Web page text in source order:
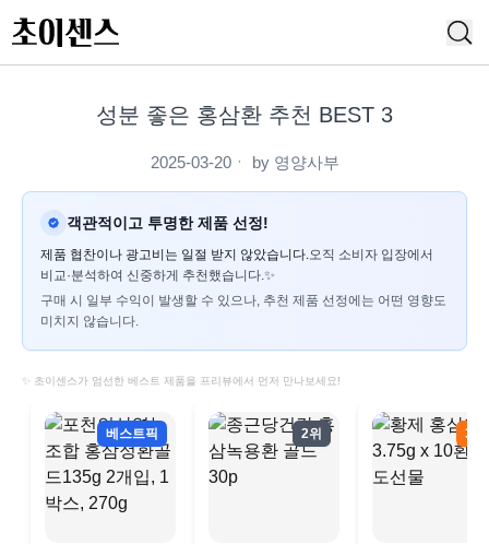
성분 좋은 홍삼환 추천 BEST 3
2025-03-20ㆍ by 영양사부
객관적이고 투명한 제품 선정!
제품 협찬이나 광고비는 일절 받지 않았습니다.오직 소비자 입장에서
비교·분석하여 신중하게 추천했습니다.✨
구매 시 일부 수익이 발생할 수 있으나, 추천 제품 선정에는 어떤 영향도
미치지 않습니다.
✨ 초이센스가 엄선한 베스트 제품을 프리뷰에서 먼저 만나보세요!
베스트픽 2위 3위